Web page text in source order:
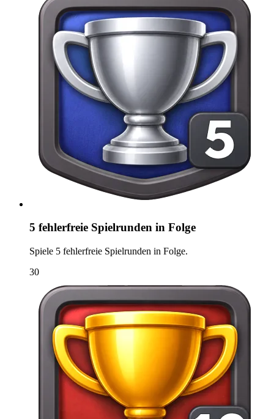
5 fehlerfreie Spielrunden in Folge
Spiele 5 fehlerfreie Spielrunden in Folge.
30